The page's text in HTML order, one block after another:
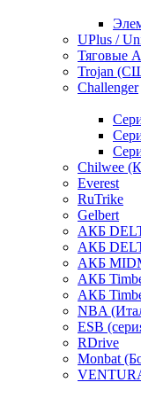
UPlus /
Тяговые
Trojan
Challenger
Chilwee
Everest
RuTrike
Gelbert
АКБ
АКБ
АКБ
АКБ
АКБ
NBA
ESB
RDrive
Monbat